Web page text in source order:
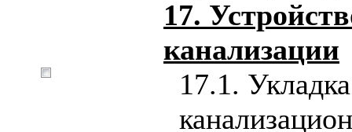
17.
канализации
17.1.